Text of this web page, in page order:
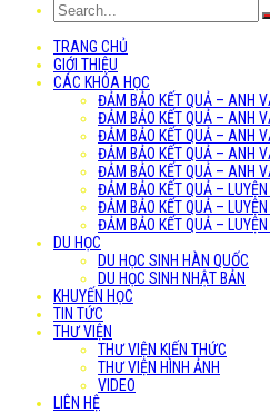
TRANG CHỦ
GIỚI THIỆU
CÁC KHÓA HỌC
ĐẢM BẢO KẾT QUẢ – ANH
ĐẢM BẢO KẾT QUẢ – ANH
ĐẢM BẢO KẾT QUẢ – ANH
ĐẢM BẢO KẾT QUẢ – ANH
ĐẢM BẢO KẾT QUẢ – ANH
ĐẢM BẢO KẾT QUẢ – LUYỆN
ĐẢM BẢO KẾT QUẢ – LUYỆN
ĐẢM BẢO KẾT QUẢ – LUYỆN
DU HỌC
DU HỌC SINH HÀN QUỐC
DU HỌC SINH NHẬT BẢN
KHUYẾN HỌC
TIN TỨC
THƯ VIỆN
THƯ VIỆN KIẾN THỨC
THƯ VIỆN HÌNH ẢNH
VIDEO
LIÊN HỆ